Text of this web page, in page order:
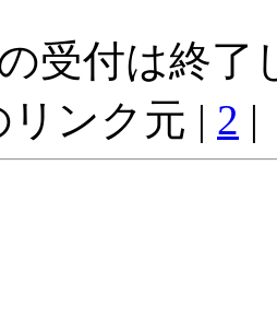
受付は終了
ンク元 | 2 |